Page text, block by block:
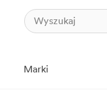
Marki